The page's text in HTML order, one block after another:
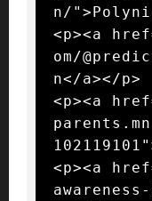
n/
<p><a
om/
n</a></p>
<p><a
<p><a